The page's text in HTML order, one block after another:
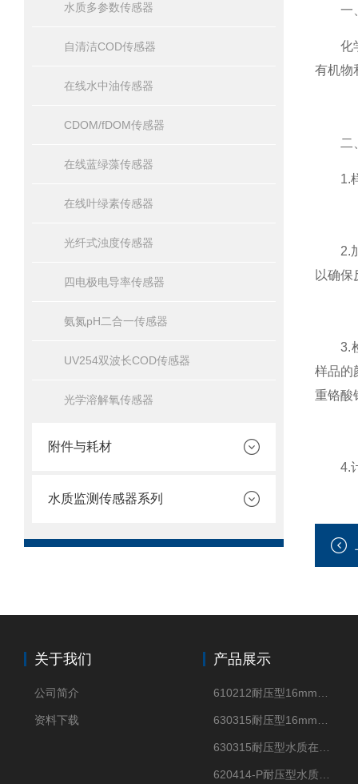
水质多参数传感器
自清洁COD传感器
在线水中油传感器
CDOM/fDOM传感器
在线蓝绿藻传感器
在线叶绿素传感器
光纤式浊度传感器
四电极电导率传感器
氨氮pH二合一传感器
UV254双波长COD传感器
光学溶解氧传感器
附件与耗材
水质监测传感器系列
一、
化学
有机物
二
1.样
2.加
以确保
3.检
样品的
重铬酸
4.计
关于我们
公司简介
资料下载
产品展示